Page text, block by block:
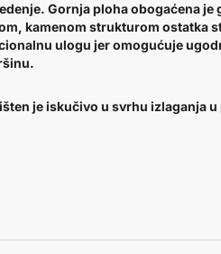
Gornja ploha obogaćena je
kamenom strukturom ostatka
ulogu jer omogućuje
je iskučivo u svrhu izlaganja